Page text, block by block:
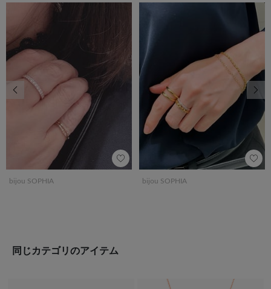
bijou SOPHIA bijou SOPHIA
前の画像
同じカテゴリのアイテム